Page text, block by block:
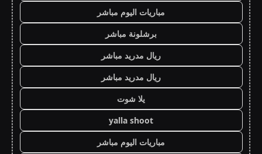
مباريات اليوم مباشر
برشلونة مباشر
ريال مدريد مباشر
ريال مدريد مباشر
يلا شوت
yalla shoot
مباريات اليوم مباشر